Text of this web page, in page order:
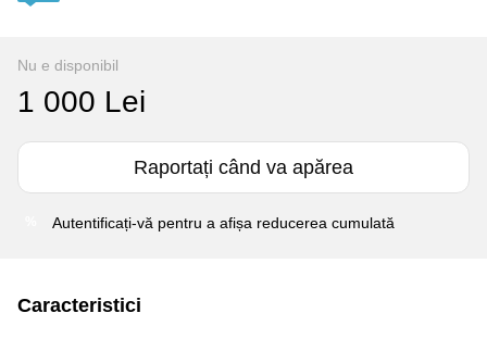
Nu e disponibil
1 000 Lei
Raportați când va apărea
Autentificați-vă pentru a afișa reducerea cumulată
Caracteristici